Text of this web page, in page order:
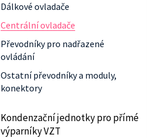
Dálkové ovladače
Centrální ovladače
Převodníky pro nadřazené
ovládání
Ostatní převodníky a moduly,
konektory
Kondenzační jednotky pro přímé
výparníky VZT